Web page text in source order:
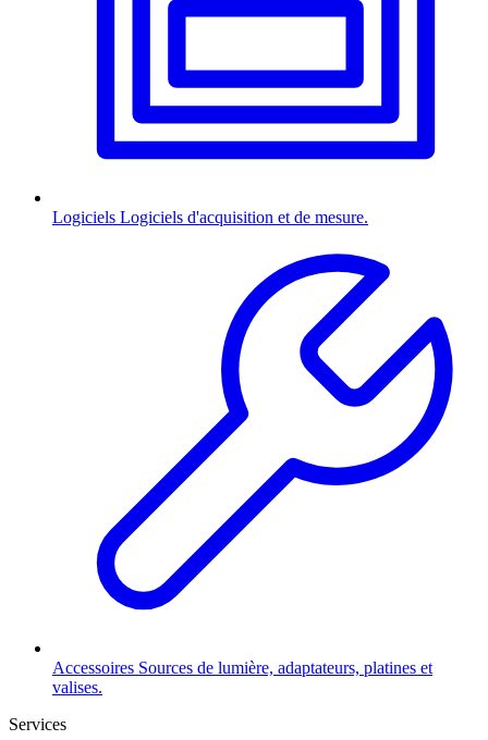
Logiciels Logiciels d'acquisition et de mesure.
Accessoires Sources de lumière, adaptateurs, platines et
valises.
Services